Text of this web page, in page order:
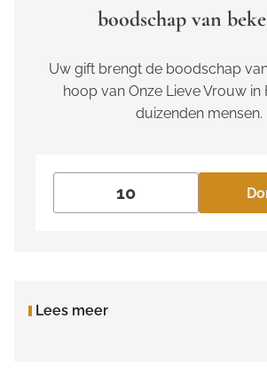
boodschap van
Uw gift brengt de boodschap
hoop van Onze Lieve Vrouw in
duizenden mensen.
Lees meer